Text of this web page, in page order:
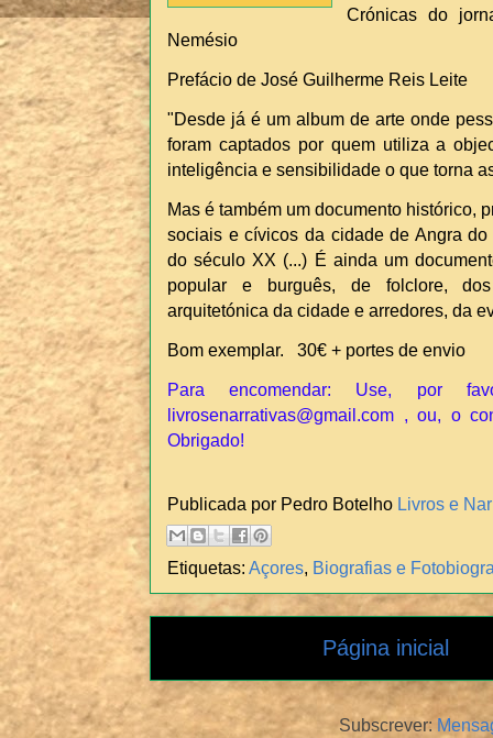
Crónicas do
Nemésio
Prefácio de José Guilherme Reis Leite
"Desde já é um album de arte onde
foram captados por quem utiliza a
inteligência e sensibilidade o que torna
Mas é também um documento histórico,
sociais e cívicos da cidade de Angra
do século XX (...) É ainda um
popular e burguês, de folclore,
arquitetónica da cidade e arredores, da
Bom exemplar. 30€ + portes de envio
Para encomendar: Use, por
livrosenarrativas@gmail.com , ou, o
Obrigado!
Publicada por Pedro Botelho Livros e
Etiquetas: Açores, Biografias e
Página inicial
Subscrever: